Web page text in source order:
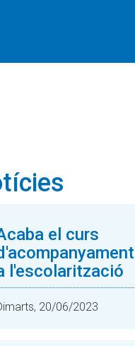
el curs
l'escolarització
20/06/2023